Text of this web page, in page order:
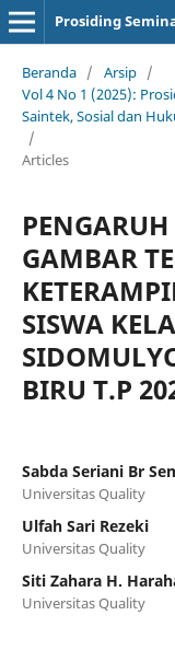
Beranda / Arsip /
Vol 4 No 1 (2025):
Saintek, Sosial dan
/
Articles
GAMBAR
SISWA
BIRU T.P
Sabda Seriani Br
Universitas Quality
Ulfah Sari Rezeki
Universitas Quality
Siti Zahara H.
Universitas Quality